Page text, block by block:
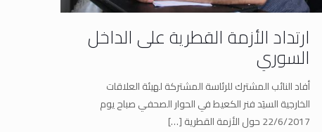
ارتداد الأزمة القطرية على الداخل
السوري
أفاد النائب المشترك للرئاسة المشتركة لهيئة العلاقات
الخارجية السيَد فنر الكعيط في الحوار الصحفي صباح يوم
22/6/2017 حول الأزمة القطرية
[…]